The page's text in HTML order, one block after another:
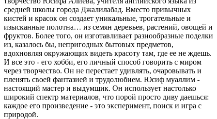
средней школы города Джалилабад. Вместо привычных
кистей и красок он создает уникальные, трогательные и
изысканные полотна… из семян деревьев, растений, овощей и
фруктов. Более того, он изготавливает разнообразные поделки
из, казалось бы, непригодных бытовых предметов,
вдохновляя окружающих видеть красоту там, где ее не ждешь.
И все это - его хобби, его личный способ говорить с миром
через творчество. Он не перестает удивлять, очаровывать и
пленять своей фантазией и трудолюбием. Юсиф муаллим -
настоящий мастер и выдумщик. Он использует настолько
широкий спектр материалов, что порой просто диву даешься:
каждое его произведение - это эксперимент, поиск и игра с
природой.